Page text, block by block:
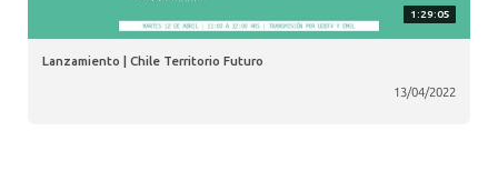
1:29:05
Lanzamiento | Chile Territorio Futuro
13/04/2022